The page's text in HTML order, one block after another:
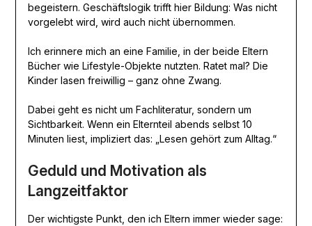
begeistern. Geschäftslogik trifft hier Bildung: Was nicht
vorgelebt wird, wird auch nicht übernommen.
Ich erinnere mich an eine Familie, in der beide Eltern
Bücher wie Lifestyle-Objekte nutzten. Ratet mal? Die
Kinder lasen freiwillig – ganz ohne Zwang.
Dabei geht es nicht um Fachliteratur, sondern um
Sichtbarkeit. Wenn ein Elternteil abends selbst 10
Minuten liest, impliziert das: „Lesen gehört zum Alltag.“
Geduld und Motivation als
Langzeitfaktor
Der wichtigste Punkt, den ich Eltern immer wieder sage: